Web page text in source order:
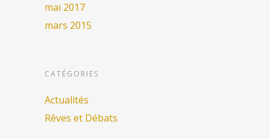
mai 2017
mars 2015
CATÉGORIES
Actualités
Rêves et Débats